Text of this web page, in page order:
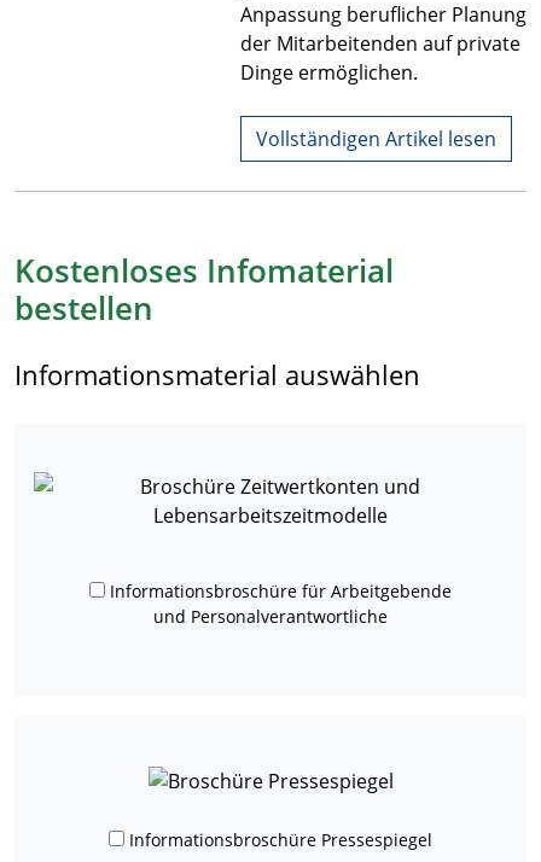
Anpassung beruflicher Planung
der Mitarbeitenden auf private
Dinge ermöglichen.
Vollständigen Artikel lesen
Kostenloses Infomaterial
bestellen
Informationsmaterial auswählen
Informationsbroschüre für Arbeitgebende
und Personalverantwortliche
Informationsbroschüre Pressespiegel